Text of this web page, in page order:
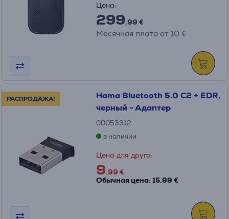
Цена:
299.99 €
Месячная плата от 10 €
РАСПРОДАЖА!
Hama Bluetooth 5.0 C2 + EDR,
черный - Адаптер
00053312
в наличии
Цена для друга:
9.99 €
Обычная цена: 15.99 €